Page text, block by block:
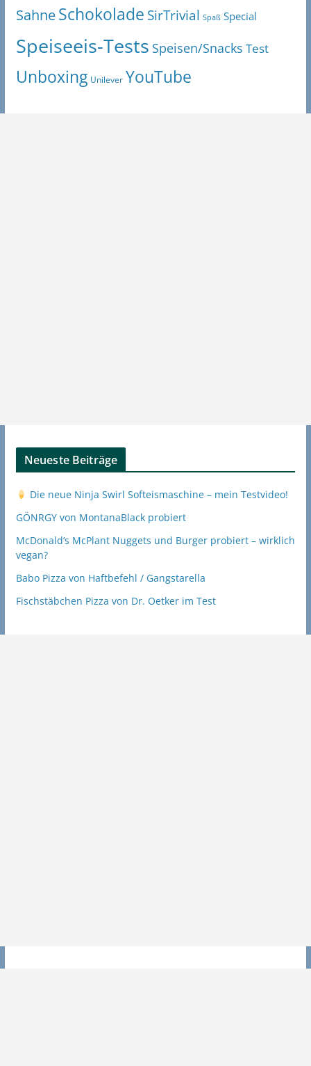
SahneSchokolade SirTrivial Spaß Special
Speiseeis-Tests Speisen/Snacks Test
Unboxing Unilever YouTube
Neueste Beiträge
Die neue Ninja Swirl Softeismaschine – mein Testvideo!
GÖNRGY von MontanaBlack probiert
McDonald’s McPlant Nuggets und Burger probiert – wirklich
vegan?
Babo Pizza von Haftbefehl / Gangstarella
Fischstäbchen Pizza von Dr. Oetker im Test